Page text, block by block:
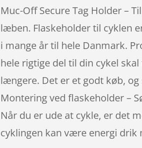
Muc-Off Secure Tag Holder –
læben. Flaskeholder til cyklen
i mange år til hele Danmark.
hele rigtige del til din cykel
længere. Det er et godt køb, og
Montering ved flaskeholder –
Når du er ude at cykle, er det
cyklingen kan være energi drik